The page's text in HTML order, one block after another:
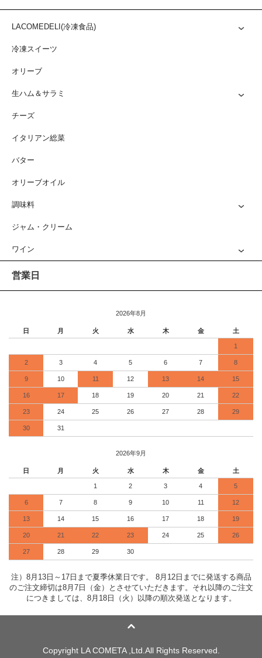
LACOMEDELI(冷凍食品)
冷凍スイーツ
オリーブ
生ハム＆サラミ
チーズ
イタリアン総菜
バター
オリーブオイル
調味料
ジャム・クリーム
ワイン
営業日
2026年8月
日 月 火 水 木 金 土
1
2 3 4 5 6 7 8
9 10 11 12 13 14 15
16 17 18 19 20 21 22
23 24 25 26 27 28 29
30 31
2026年9月
日 月 火 水 木 金 土
1 2 3 4 5
6 7 8 9 10 11 12
13 14 15 16 17 18 19
20 21 22 23 24 25 26
27 28 29 30
注）8月13日～17日まで夏季休業日です。 8月12日までに発送する商品
のご注文締切は8月7日（金）とさせていただきます。それ以降のご注文
につきましては、8月18日（火）以降の順次発送となります。
Copyright LA COMETA ,Ltd.All Rights Reserved.